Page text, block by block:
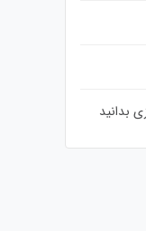
بدانید